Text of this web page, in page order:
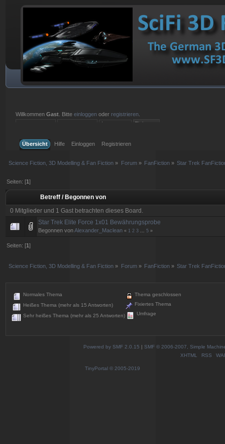
WillkommenGast . Bitteeinloggen oder registrieren
Übersicht
Hilfe Einloggen Registrieren
Science Fiction, 3D Modelling & Fan Fiction » Forum» FanFiction » Star Trek
Seiten: [1]
Betreff / Begonnen von
0 Mitglieder und 1 Gast betrachten dieses Board.
Star Trek Elite Force 1x01 Bewährungsprobe
Begonnen vonAlexander_Maclean « 1 2 3 ...5 »
Seiten: [1]
Science Fiction, 3D Modelling & Fan Fiction » Forum» FanFiction » Star Trek
Normales Thema
Heißes Thema (mehr als 15 Antworten)
Sehr heißes Thema (mehr als 25 Antworten)
Thema geschlossen
Fixiertes Thema
Umfrage
Powered by SMF 2.0.15 | SMF © 2006-2007, Simple
XHTML
RSS
TinyPortal © 2005-2019